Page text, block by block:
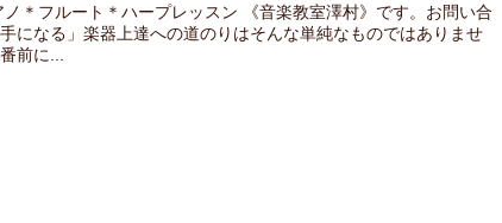
＊フルート＊ハープレッスン 《音楽教室澤村》です。お問い合
になる」楽器上達への道のりはそんな単純なものではありませ
前に...